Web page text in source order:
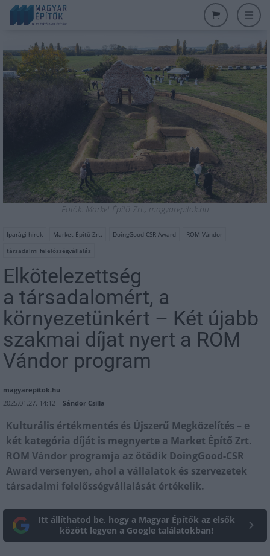
Fotók: Market Építő Zrt., magyarepitok.hu
Iparági hírek Market Építő Zrt. DoingGood-CSR Award
ROM Vándor
társadalmi felelősségvállalás
Elkötelezettség
a társadalomért, a
környezetünkért – Két újabb
szakmai díjat nyert a ROM
Vándor program
magyarepitok.hu
2025.01.27. 14:12 - Sándor Csilla
Kulturális értékmentés és Újszerű Megközelítés – e
két kategória díját is megnyerte a Market Építő Zrt.
ROM Vándor programja az ötödik DoingGood-CSR
Award versenyen, ahol a vállalatok és szervezetek
társadalmi felelősségvállalását értékelik.
Itt állíthatod be, hogy a Magyar Építők az elsők
között legyen a Google találatokban!